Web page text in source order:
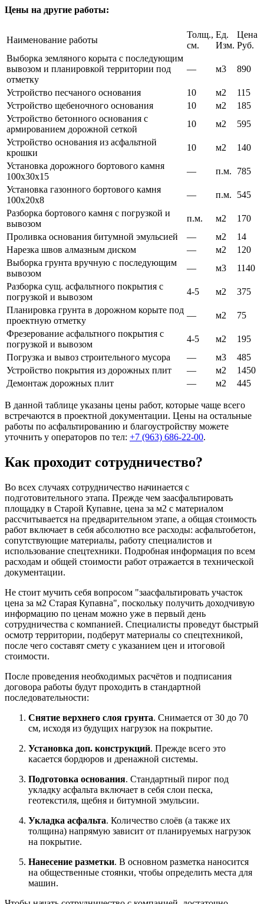
Цены на другие работы:
Наименование работы
Толщ.,
см.
Ед.
Изм.
Цена
Руб.
Выборка земляного корыта с последующим
вывозом и планировкой территории под
отметку
— м3 890
Устройство песчаного основания 10 м2
115
Устройство щебеночного основания
10 м2
185
Устройство бетонного основания с
армированием дорожной сеткой
10 м2
595
Устройство основания из асфальтной
крошки
10 м2
140
Установка дорожного бортового камня
100х30х15
— п.м.
785
Установка газонного бортового камня
100х20х8
— п.м.
545
Разборка бортового камня с погрузкой и
вывозом
п.м. м2
170
Проливка основания битумной эмульсией
— м2
14
Нарезка швов алмазным диском
— м2
120
Выборка грунта вручную с последующим
вывозом
— м3
1140
Разборка сущ. асфальтного покрытия с
погрузкой и вывозом
4-5 м2
375
Планировка грунта в дорожном корыте под
проектную отметку
— м2
75
Фрезерование асфальтного покрытия с
погрузкой и вывозом
4-5 м2
195
Погрузка и вывоз строительного мусора
— м3
485
Устройство покрытия из дорожных плит
— м2
1450
Демонтаж дорожных плит
— м2 445
В данной таблице указаны цены работ, которые чаще всего
встречаются в проектной документации. Цены на остальные
работы по асфальтированию и благоустройству можете
уточнить у операторов по тел: +7 (963) 686-22-00.
Как проходит сотрудничество?
Во всех случаях сотрудничество начинается с
подготовительного этапа. Прежде чем заасфальтировать
площадку в Старой Купавне, цена за м2 с материалом
рассчитывается на предварительном этапе, а общая стоимость
работ включает в себя абсолютно все расходы: асфальтобетон,
сопутствующие материалы, работу специалистов и
использование спецтехники. Подробная информация по всем
расходам и общей стоимости работ отражается в технической
документации.
Не стоит мучить себя вопросом "заасфальтировать участок
цена за м2 Старая Купавна", поскольку получить доходчивую
информацию по ценам можно уже в первый день
сотрудничества с компанией. Специалисты проведут быстрый
осмотр территории, подберут материалы со спецтехникой,
после чего составят смету с указанием цен и итоговой
стоимости.
После проведения необходимых расчётов и подписания
договора работы будут проходить в стандартной
последовательности:
Снятие верхнего слоя грунта. Снимается от 30 до 70
см, исходя из будущих нагрузок на покрытие.
Установка доп. конструкций. Прежде всего это
касается бордюров и дренажной системы.
Подготовка основания. Стандартный пирог под
укладку асфальта включает в себя слои песка,
геотекстиля, щебня и битумной эмульсии.
Укладка асфальта. Количество слоёв (а также их
толщина) напрямую зависит от планируемых нагрузок
на покрытие.
Нанесение разметки. В основном разметка наносится
на общественные стоянки, чтобы определить места для
машин.